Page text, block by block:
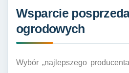
Wsparcie
ogrodowych
Wybór „najlepszego